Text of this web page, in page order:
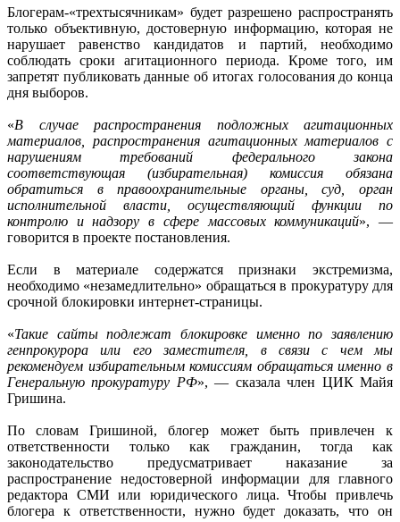
Блогерам-«трехтысячникам» будет разрешено распространять
только объективную, достоверную информацию, которая не
нарушает равенство кандидатов и партий, необходимо
соблюдать сроки агитационного периода. Кроме того, им
запретят публиковать данные об итогах голосования до конца
дня выборов.
«В случае распространения подложных агитационных
материалов, распространения агитационных материалов с
нарушениям требований федерального закона
соответствующая (избирательная) комиссия обязана
обратиться в правоохранительные органы, суд, орган
исполнительной власти, осуществляющий функции по
контролю и надзору в сфере массовых коммуникаций», —
говорится в проекте постановления.
Если в материале содержатся признаки экстремизма,
необходимо «незамедлительно» обращаться в прокуратуру для
срочной блокировки интернет-страницы.
«Такие сайты подлежат блокировке именно по заявлению
генпрокурора или его заместителя, в связи с чем мы
рекомендуем избирательным комиссиям обращаться именно в
Генеральную прокуратуру РФ», — сказала член ЦИК Майя
Гришина.
По словам Гришиной, блогер может быть привлечен к
ответственности только как гражданин, тогда как
законодательство предусматривает наказание за
распространение недостоверной информации для главного
редактора СМИ или юридического лица. Чтобы привлечь
блогера к ответственности, нужно будет доказать, что он